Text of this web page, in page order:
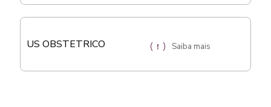
US OBSTETRICO Saiba mais